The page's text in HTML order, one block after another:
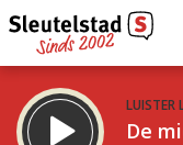
LUISTER
De